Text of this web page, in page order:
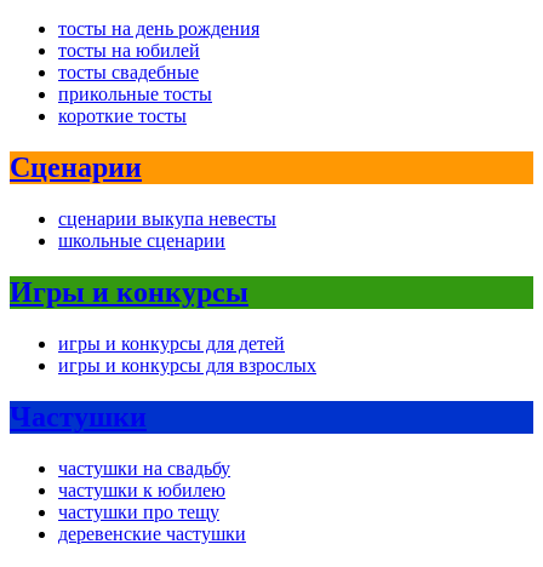
тосты на день рождения
тосты на юбилей
тосты свадебные
прикольные тосты
короткие тосты
Сценарии
сценарии выкупа невесты
школьные сценарии
Игры и конкурсы
игры и конкурсы для детей
игры и конкурсы для взрослых
Частушки
частушки на свадьбу
частушки к юбилею
частушки про тещу
деревенские частушки